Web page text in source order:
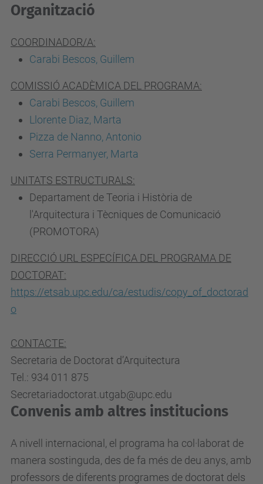
Organització
COORDINADOR/A:
Carabi Bescos, Guillem
COMISSIÓ ACADÈMICA DEL PROGRAMA:
Carabi Bescos, Guillem
Llorente Diaz, Marta
Pizza de Nanno, Antonio
Serra Permanyer, Marta
UNITATS ESTRUCTURALS:
Departament de Teoria i Història de
l'Arquitectura i Tècniques de Comunicació
(PROMOTORA)
DIRECCIÓ URL ESPECÍFICA DEL PROGRAMA DE
DOCTORAT:
https://etsab.upc.edu/ca/estudis/copy_of_doctorad
o
CONTACTE:
Secretaria de Doctorat d’Arquitectura
Tel.: 934 011 875
Secretariadoctorat.utgab@upc.edu
Convenis amb altres institucions
A nivell internacional, el programa ha col·laborat de
manera sostinguda, des de fa més de deu anys, amb
professors de diferents programes de doctorat dels